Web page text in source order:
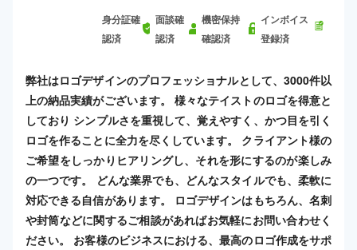
身分証確
認済
面談確
認済
機密保持
確認済
インボイス
登録済
弊社はロゴデザインのプロフェッショナルとして、3000件以
上の納品実績がございます。 様々なテイストのロゴを得意と
しており シンプルさを重視して、覚えやすく、かつ目を引く
ロゴを作ることに全力を尽くしています。 クライアント様の
ご希望をしっかりヒアリングし、それを形にするのが楽しみ
の一つです。 どんな業界でも、どんなスタイルでも、柔軟に
対応できる自信があります。 ロゴデザインはもちろん、名刺
や封筒などに関するご相談があればお気軽にお問い合わせく
ださい。 お客様のビジネスにおける、最高のロゴ作成をサポ